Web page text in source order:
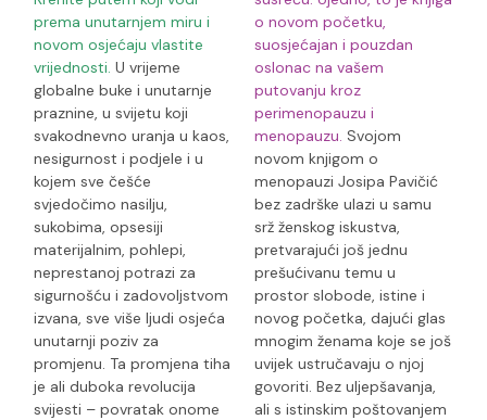
prema unutarnjem miru i
novom osjećaju vlastite
vrijednosti. U vrijeme
globalne buke i unutarnje
praznine, u svijetu koji
svakodnevno uranja u kaos,
nesigurnost i podjele i u
kojem sve češće
svjedočimo nasilju,
sukobima, opsesiji
materijalnim, pohlepi,
neprestanoj potrazi za
sigurnošću i zadovoljstvom
izvana, sve više ljudi osjeća
unutarnji poziv za
promjenu. Ta promjena tiha
je ali duboka revolucija
svijesti – povratak onome
o novom početku,
suosjećajan i pouzdan
oslonac na vašem
putovanju kroz
perimenopauzu i
menopauzu. Svojom
novom knjigom o
menopauzi Josipa Pavičić
bez zadrške ulazi u samu
srž ženskog iskustva,
pretvarajući još jednu
prešućivanu temu u
prostor slobode, istine i
novog početka, dajući glas
mnogim ženama koje se još
uvijek ustručavaju o njoj
govoriti. Bez uljepšavanja,
ali s istinskim poštovanjem